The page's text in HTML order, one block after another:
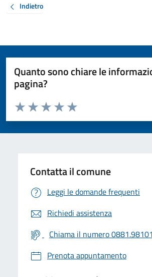
Indietro
Quanto sono chiare le
pagina?
Valuta da 1 a 5 stelle la pagina
Valuta 5 stelle su 5
Valuta 4 stelle su 5
Valuta 3 stelle su 5
Valuta 2 stelle su 5
Valuta 1 stelle su 5
Contatta il comune
Leggi le domande frequenti
Richiedi assistenza
Chiama il numero
Prenota appuntamento